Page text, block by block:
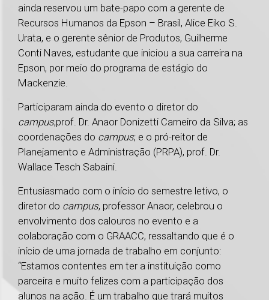
ainda reservou um bate-papo com a gerente de
Recursos Humanos da Epson – Brasil, Alice Eiko S.
Urata, e o gerente sênior de Produtos, Guilherme
Conti Naves, estudante que iniciou a sua carreira na
Epson, por meio do programa de estágio do
Mackenzie.
Participaram ainda do evento o diretor do
campus,prof. Dr. Anaor Donizetti Carneiro da Silva; as
coordenações do campus; e o pró-reitor de
Planejamento e Administração (PRPA), prof. Dr.
Wallace Tesch Sabaini.
Entusiasmado com o início do semestre letivo, o
diretor do campus, professor Anaor, celebrou o
envolvimento dos calouros no evento e a
colaboração com o GRAACC, ressaltando que é o
início de uma jornada de trabalho em conjunto:
“Estamos contentes em ter a instituição como
parceira e muito felizes com a participação dos
alunos na ação. É um trabalho que trará muitos